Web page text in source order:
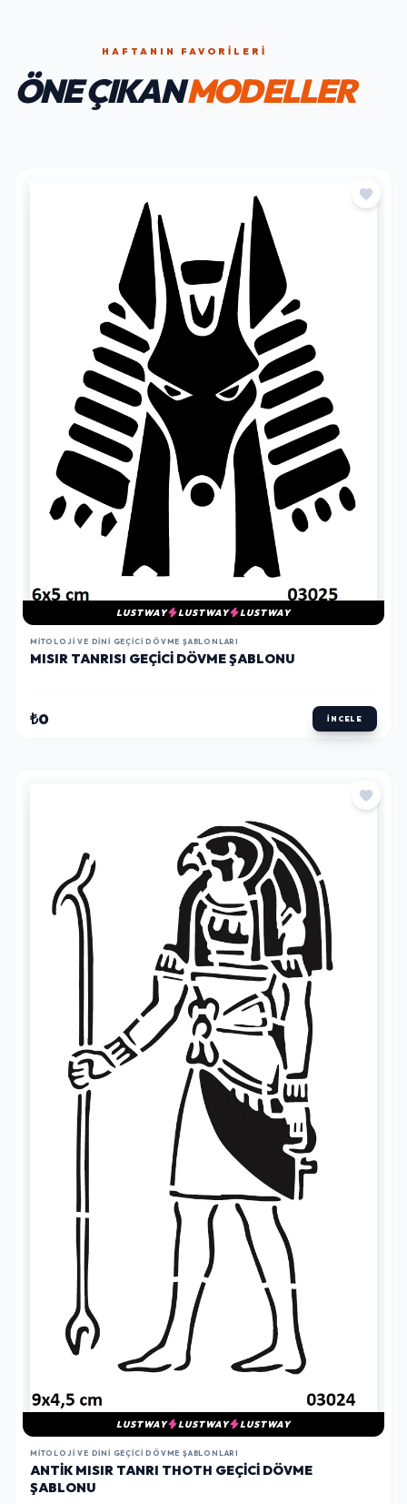
HAFTANIN FAVORILERI
ÖNE ÇIKANMODELLER
LUSTWAY LUSTWAY LUSTWAY
MITOLOJI VE DINI GEÇICI DÖVME ŞABLONLARI
MISIR TANRISI GEÇICI DÖVME ŞABLONU
₺0 İNCELE
LUSTWAY LUSTWAY LUSTWAY
MITOLOJI VE DINI GEÇICI DÖVME ŞABLONLARI
ANTIK MISIR TANRI THOTH GEÇICI DÖVME
ŞABLONU